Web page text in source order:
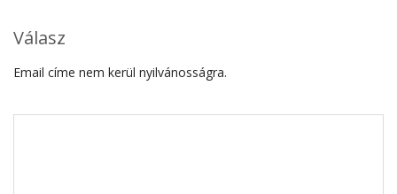
Válasz
Email címe nem kerül nyilvánosságra.